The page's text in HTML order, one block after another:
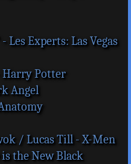
Les Experts: Las Vegas
Harry Potter
Angel
/ Lucas Till - X-Men
is the New Black